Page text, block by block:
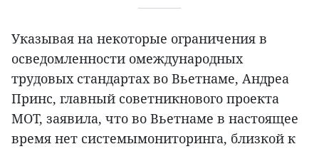
Указывая на некоторые ограничения в
осведомленности омеждународных
трудовых стандартах во Вьетнаме, Андреа
Принс, главный советникнового проекта
МОТ, заявила, что во Вьетнаме в настоящее
время нет системымониторинга, близкой к